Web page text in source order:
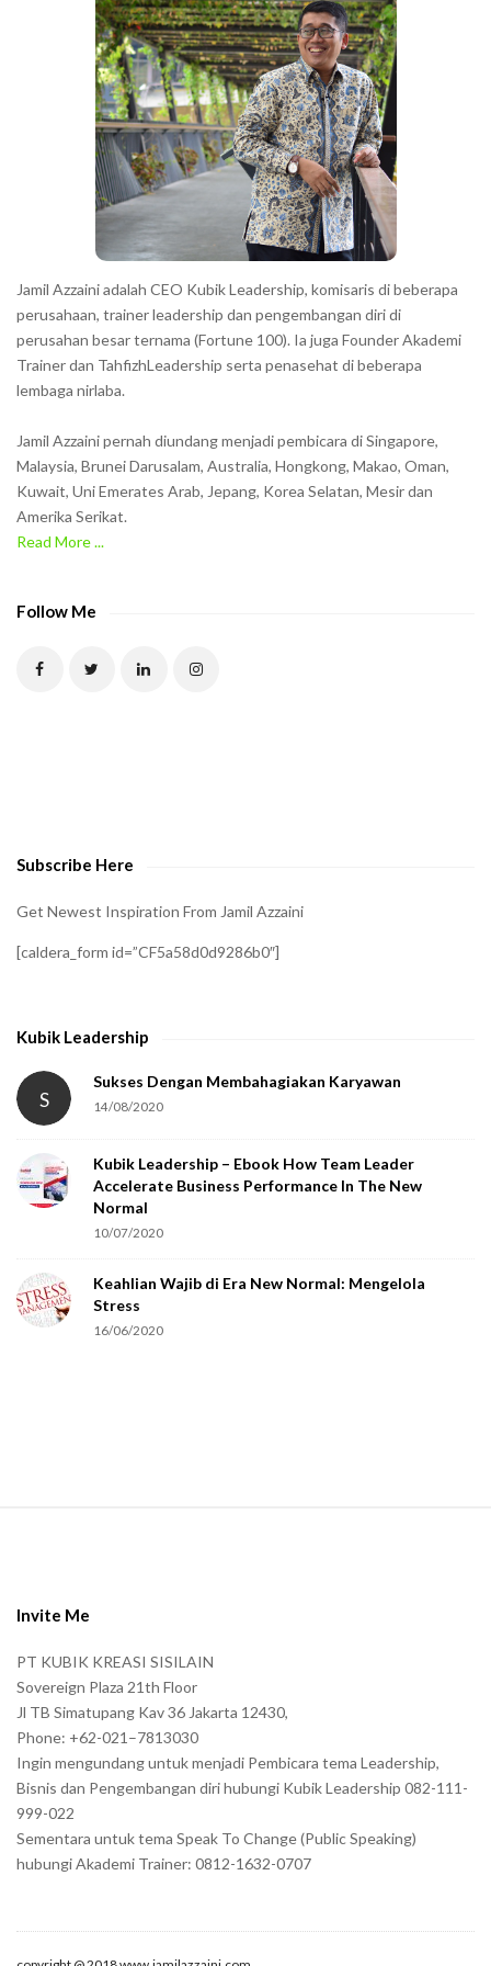
Jamil Azzaini adalah CEO Kubik Leadership, komisaris di beberapa
perusahaan, trainer leadership dan pengembangan diri di
perusahan besar ternama (Fortune 100). Ia juga Founder Akademi
Trainer dan TahfizhLeadership serta penasehat di beberapa
lembaga nirlaba.
Jamil Azzaini pernah diundang menjadi pembicara di Singapore,
Malaysia, Brunei Darusalam, Australia, Hongkong, Makao, Oman,
Kuwait, Uni Emerates Arab, Jepang, Korea Selatan, Mesir dan
Amerika Serikat.
Read More ...
Follow Me
Subscribe Here
Get Newest Inspiration From Jamil Azzaini
[caldera_form id=”CF5a58d0d9286b0″]
Kubik Leadership
S
Sukses Dengan Membahagiakan Karyawan
14/08/2020
Kubik Leadership – Ebook How Team Leader
Accelerate Business Performance In The New
Normal
10/07/2020
Keahlian Wajib di Era New Normal: Mengelola
Stress
16/06/2020
Invite Me
PT KUBIK KREASI SISILAIN
Sovereign Plaza 21th Floor
Jl TB Simatupang Kav 36 Jakarta 12430,
Phone: +62-021–7813030
Ingin mengundang untuk menjadi Pembicara tema Leadership,
Bisnis dan Pengembangan diri hubungi Kubik Leadership 082-111-
999-022
Sementara untuk tema Speak To Change (Public Speaking)
hubungi Akademi Trainer: 0812-1632-0707